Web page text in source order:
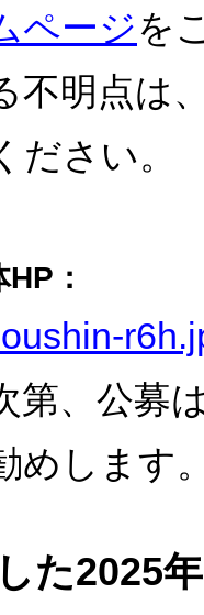
ページを
不明点は
ださい。​
：​
第、公募
めします
た2025